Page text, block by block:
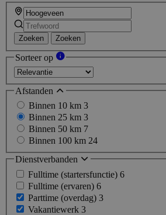
Zoeken Zoeken
Sorteer op
Afstanden
Binnen 10 km 3
Binnen 25 km 3
Binnen 50 km 7
Binnen 100 km 24
Dienstverbanden
Fulltime (startersfunctie) 6
Fulltime (ervaren) 6
Parttime (overdag) 3
Vakantiewerk 3